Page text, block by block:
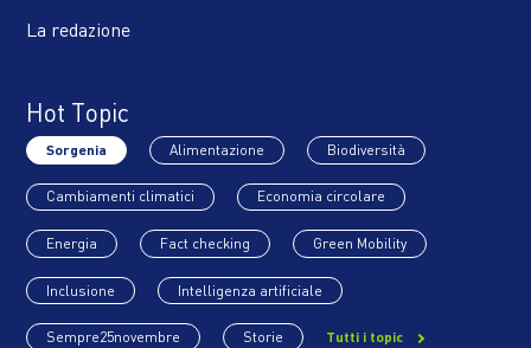
La redazione
Hot Topic
Sorgenia Alimentazione Biodiversità
Cambiamenti climatici Economia circolare
Energia Fact checking Green Mobility
Inclusione Intelligenza artificiale
Sempre25novembre Storie Tutti i topic